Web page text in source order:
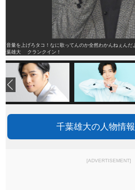
『音量を上げろタコ！なに歌ってんのか全然わかんねぇん
千葉雄大 クランクイン！
千葉雄大の人物情
[ADVERTISEMENT]